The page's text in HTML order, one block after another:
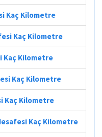
Kaç Kilometre
Kaç Kilometre
Kaç Kilometre
Kaç Kilometre
Kaç Kilometre
Kaç Kilometre